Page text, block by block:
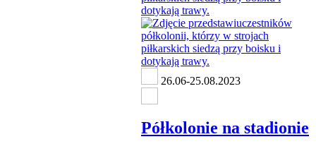
26.06-25.08.2023
Półkolonie na stadionie